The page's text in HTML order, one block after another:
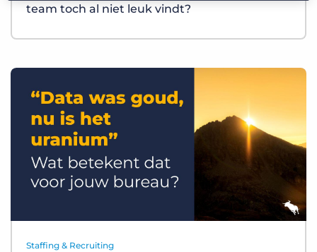
team toch al niet leuk vindt?
Staffing & Recruiting